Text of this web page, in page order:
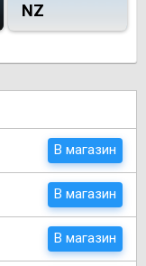
NZ
В магазин
В магазин
В магазин